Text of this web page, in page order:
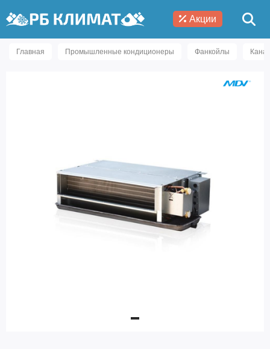
Акции
Главная Промышленные кондиционеры Фанкойлы